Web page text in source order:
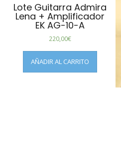
Lote Guitarra Admira
Lena + Amplificador
EK AG-10-A
220,00€
AÑADIR AL CARRITO